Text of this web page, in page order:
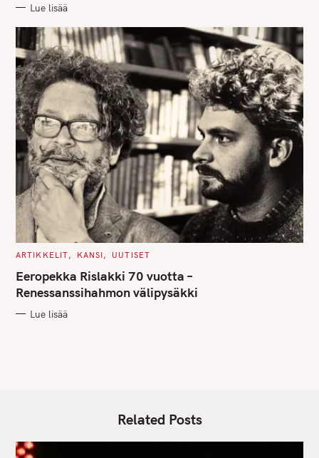
I
S
Lue lisää
C
T
E
G
O
I
ARTIKKELIT KANSI UUTISET
Eeropekka Rislakki 70 vuotta –
Renessanssihahmon välipysäkki
Lue lisää
Related Posts